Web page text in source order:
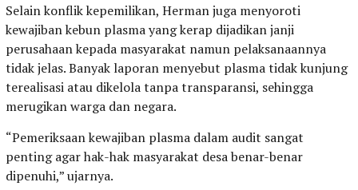
Selain konflik kepemilikan, Herman juga menyoroti
kewajiban kebun plasma yang kerap dijadikan janji
perusahaan kepada masyarakat namun pelaksanaannya
tidak jelas. Banyak laporan menyebut plasma tidak kunjung
terealisasi atau dikelola tanpa transparansi, sehingga
merugikan warga dan negara.
“Pemeriksaan kewajiban plasma dalam audit sangat
penting agar hak-hak masyarakat desa benar-benar
dipenuhi,” ujarnya.